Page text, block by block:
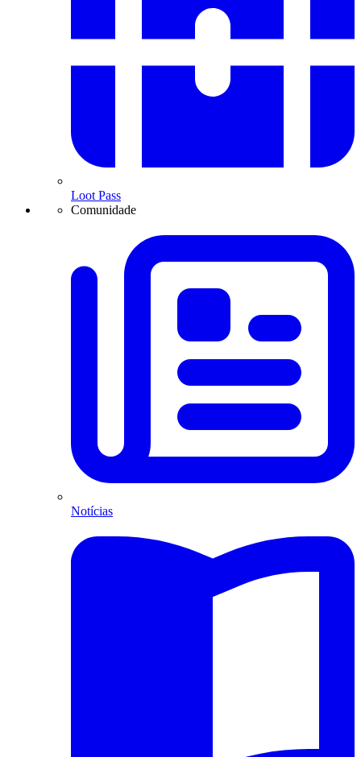
Loot Pass
Comunidade
Notícias